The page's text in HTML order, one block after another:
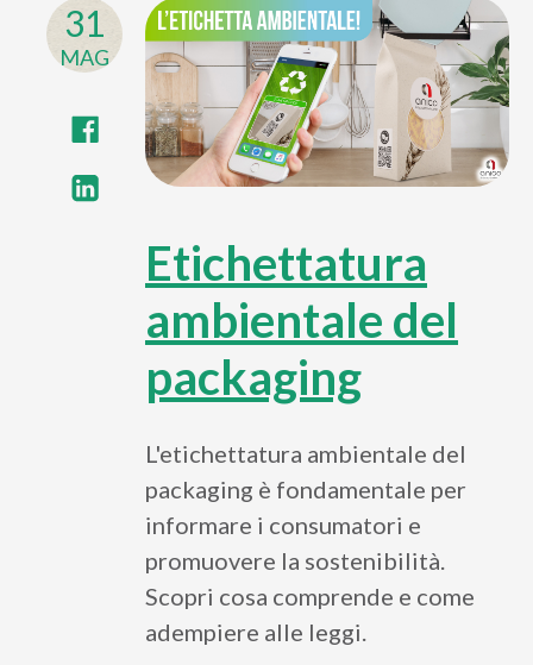
31
MAG
Etichettatura
ambientale del
packaging
L'etichettatura ambientale del
packaging è fondamentale per
informare i consumatori e
promuovere la sostenibilità.
Scopri cosa comprende e come
adempiere alle leggi.